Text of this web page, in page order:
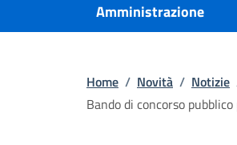
Amministrazione
Home / Novità / Notizie
Bando di concorso